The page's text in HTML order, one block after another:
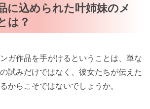
に込められた叶姉妹のメ
は？
ガ作品を手がけるということは、単な
試みだけではなく、彼女たちが伝えた
からこそではないでしょうか。